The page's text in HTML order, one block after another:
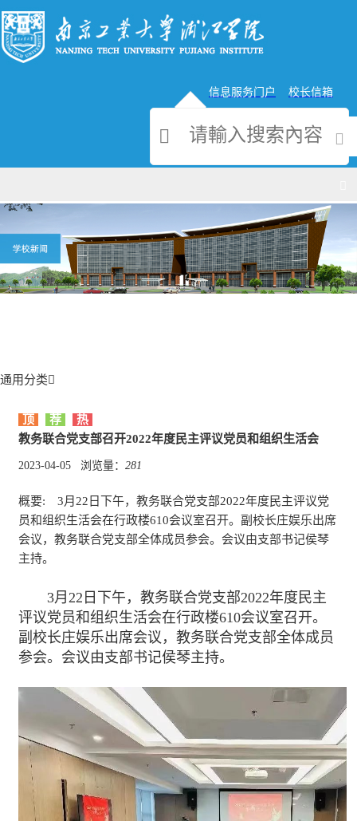
信息服务门户 校长信箱
通用分类
顶 荐
热
教务联合党支部召开2022年度民主评议党员和组织生活会
2023-04-05 浏览量：281
概要: 3月22日下午，教务联合党支部2022年度民主评议党
员和组织生活会在行政楼610会议室召开。副校长庄娱乐出席
会议，教务联合党支部全体成员参会。会议由支部书记侯琴
主持。
3月22日下午，教务联合党支部2022年度民主
评议党员和组织生活会在行政楼610会议室召开。
副校长庄娱乐出席会议，教务联合党支部全体成员
参会。会议由支部书记侯琴主持。